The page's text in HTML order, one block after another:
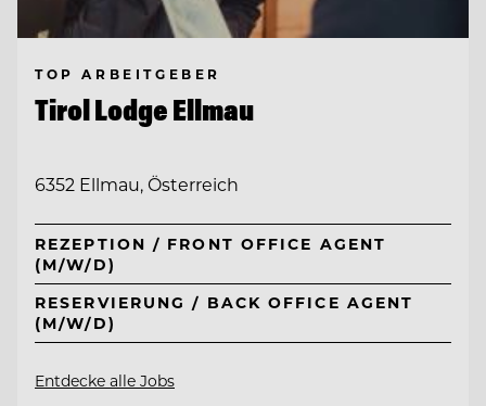
TOP ARBEITGEBER
Tirol Lodge Ellmau
6352 Ellmau, Österreich
REZEPTION / FRONT OFFICE AGENT
(M/W/D)
RESERVIERUNG / BACK OFFICE AGENT
(M/W/D)
Entdecke alle Jobs